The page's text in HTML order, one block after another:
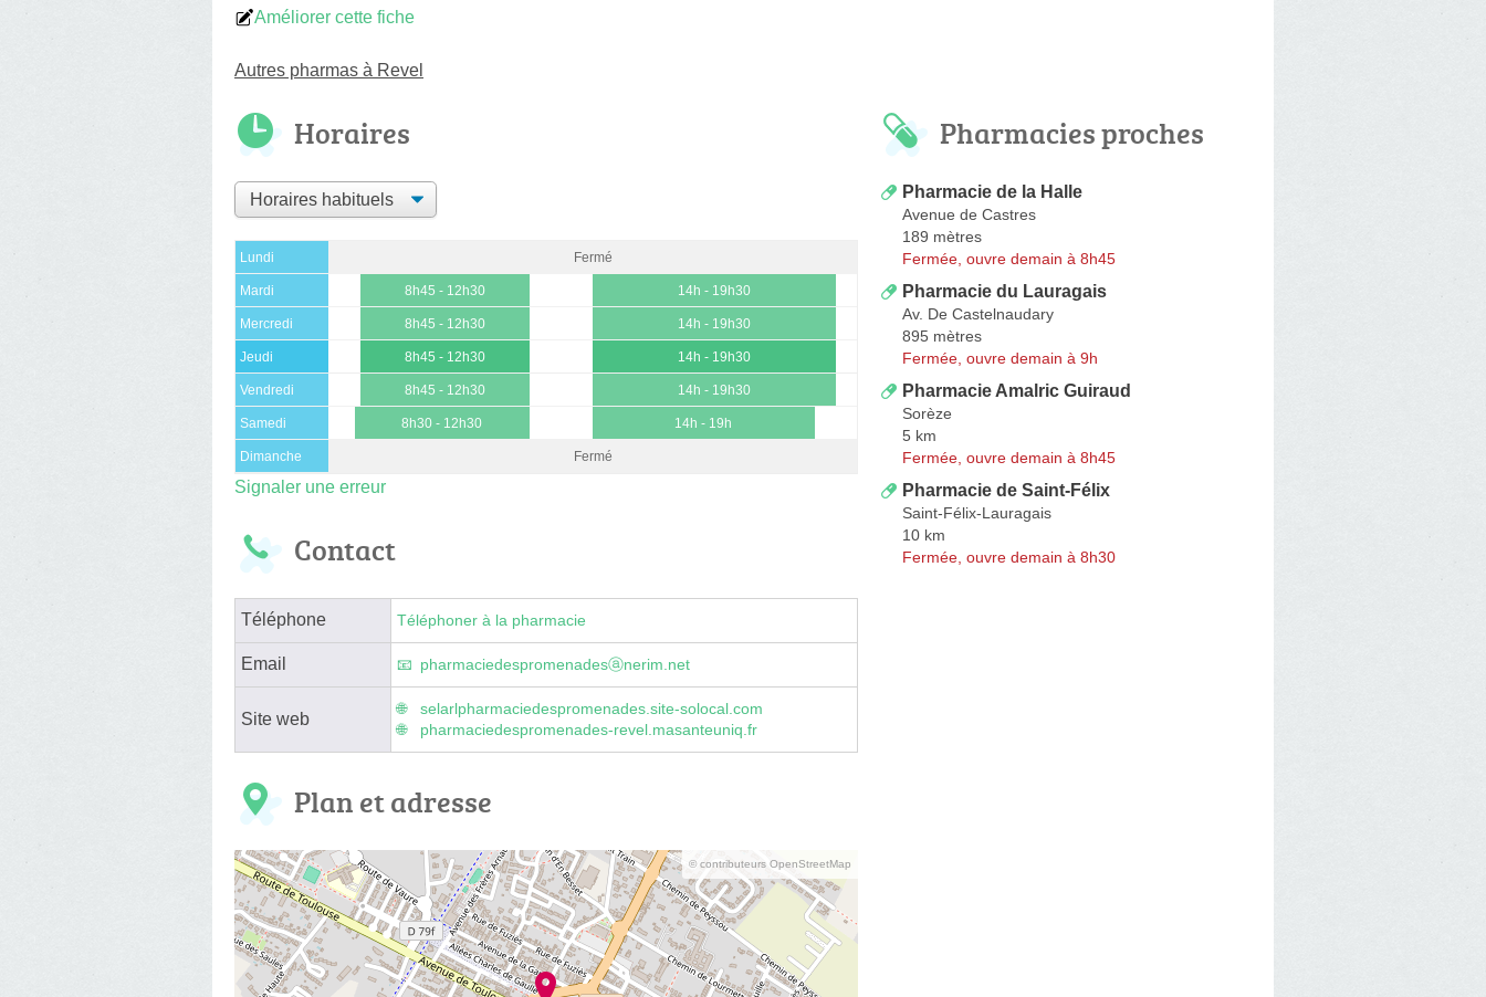
Améliorer cette fiche
Autres pharmas à Revel
Horaires
Lundi Fermé
Mardi 8h45 - 12h30 14h - 19h30
Mercredi 8h45 - 12h30 14h - 19h30
Jeudi 8h45 - 12h30 14h - 19h30
Vendredi 8h45 - 12h30 14h - 19h30
Samedi 8h30 - 12h30 14h - 19h
Dimanche Fermé
Signaler une erreur
Contact
Téléphone Téléphoner à la pharmacie
Email pharmaciedespromenadesⓐnerim.net
Site web
selarlpharmaciedespromenades.site-solocal.com
pharmaciedespromenades-revel.masanteuniq.fr
Plan et adresse
© contributeurs OpenStreetMap
Pharmacies proches
Pharmacie de la Halle
Avenue de Castres
189 mètres
Fermée, ouvre demain à 8h45
Pharmacie du Lauragais
Av. De Castelnaudary
895 mètres
Fermée, ouvre demain à 9h
Pharmacie Amalric Guiraud
Sorèze
5 km
Fermée, ouvre demain à 8h45
Pharmacie de Saint-Félix
Saint-Félix-Lauragais
10 km
Fermée, ouvre demain à 8h30